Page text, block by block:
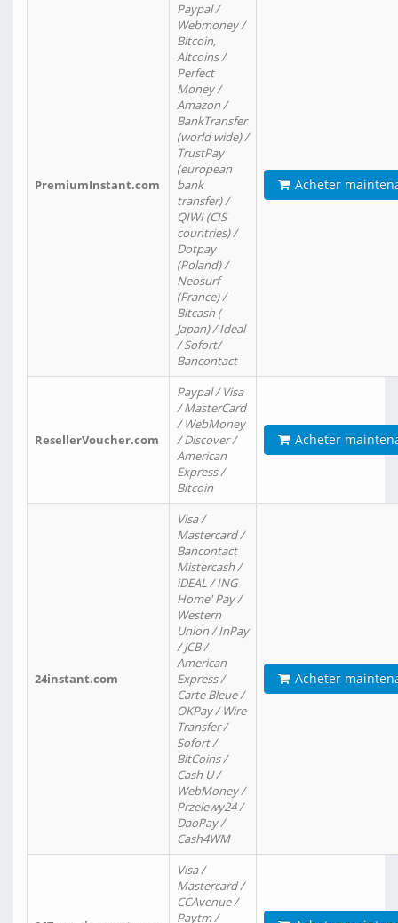
PremiumInstant.com
Paypal /
Webmoney /
Bitcoin,
Altcoins /
Perfect
Money /
Amazon /
BankTransfer
(world wide) /
TrustPay
(european
bank
transfer) /
QIWI (CIS
countries) /
Dotpay
(Poland) /
Neosurf
(France) /
Bitcash (
Japan) / Ideal
/ Sofort/
Bancontact
Acheter
ResellerVoucher.com
Paypal / Visa
/ MasterCard
/ WebMoney
/ Discover /
American
Express /
Bitcoin
Acheter
24instant.com
Visa /
Mastercard /
Bancontact
Mistercash /
iDEAL / ING
Home' Pay /
Western
Union / InPay
/ JCB /
American
Express /
Carte Bleue /
OKPay / Wire
Transfer /
Sofort /
BitCoins /
Cash U /
WebMoney /
Przelewy24 /
DaoPay /
Cash4WM
Acheter
Visa /
Mastercard /
CCAvenue /
Paytm /